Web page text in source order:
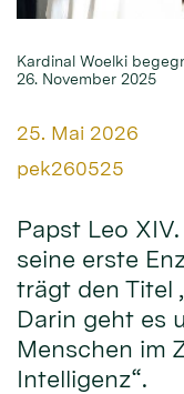
Kardinal Woelki
26. November 2025
Datum:
25. Mai 2026
Von:
pek260525
Papst Leo
seine erste
trägt den Titel
Darin geht es
Menschen im
Intelligenz“.